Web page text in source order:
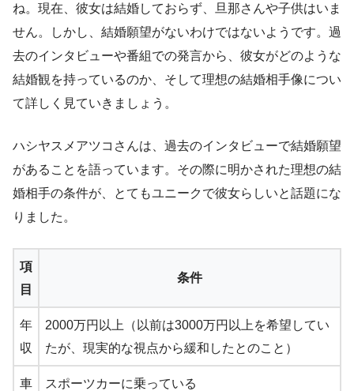
ね。現在、彼女は結婚しておらず、旦那さんや子供はいま
せん。しかし、結婚願望がないわけではないようです。過
去のインタビューや番組での発言から、彼女がどのような
結婚観を持っているのか、そして理想の結婚相手像につい
て詳しく見ていきましょう。
ハシヤスメアツコさんは、過去のインタビューで結婚願望
があることを語っています。その際に明かされた理想の結
婚相手の条件が、とてもユニークで彼女らしいと話題にな
りました。
項
目
条件
年
収
2000万円以上（以前は3000万円以上を希望してい
たが、現実的な視点から緩和したとのこと）
車 スポーツカーに乗っている